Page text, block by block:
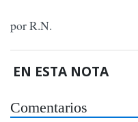
por R.N.
EN ESTA NOTA
Comentarios